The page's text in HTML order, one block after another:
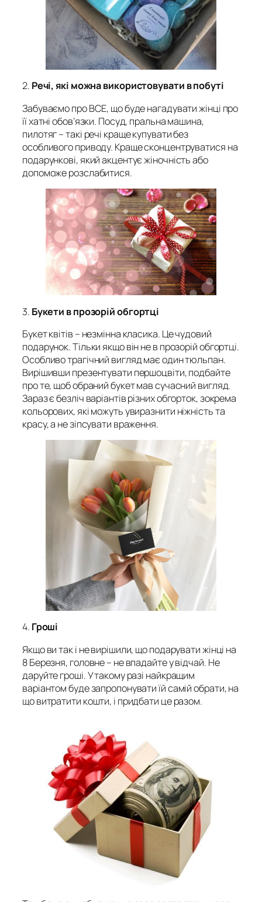
2. Речі, які можна використовувати в побуті
Забуваємо про ВСЕ, що буде нагадувати жінці про
її хатні обов’язки. Посуд, пральна машина,
пилотяг – такі речі краще купувати без
особливого приводу. Краще сконцентруватися на
подарункові, який акцентує жіночність або
допоможе розслабитися.
3. Букети в прозорій обгортці
Букет квітів – незмінна класика. Це чудовий
подарунок. Тільки якщо він не в прозорій обгортці.
Особливо трагічний вигляд має один тюльпан.
Вирішивши презентувати першоцвіти, подбайте
про те, щоб обраний букет мав сучасний вигляд.
Зараз є безліч варіантів різних обгорток, зокрема
кольорових, які можуть увиразнити ніжність та
красу, а не зіпсувати враження.
4. Гроші
Якщо ви так і не вирішили, що подарувати жінці на
8 Березня, головне – не впадайте у відчай. Не
даруйте гроші. У такому разі найкращим
варіантом буде запропонувати їй самій обрати, на
що витратити кошти, і придбати це разом.